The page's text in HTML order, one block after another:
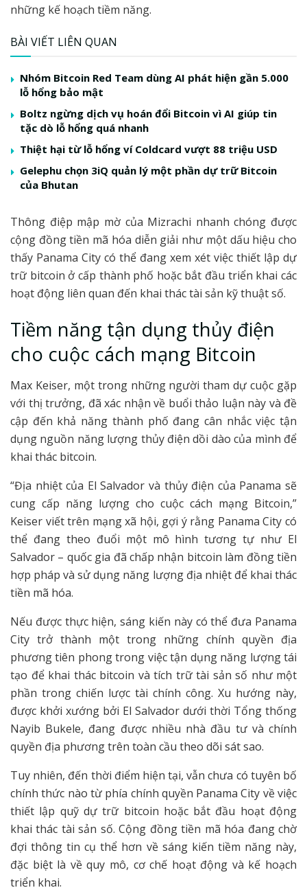
những kế hoạch tiềm năng.
BÀI VIẾT LIÊN QUAN
Nhóm Bitcoin Red Team dùng AI phát hiện gần 5.000
lỗ hổng bảo mật
Boltz ngừng dịch vụ hoán đổi Bitcoin vì AI giúp tin
tặc dò lỗ hổng quá nhanh
Thiệt hại từ lỗ hổng ví Coldcard vượt 88 triệu USD
Gelephu chọn 3iQ quản lý một phần dự trữ Bitcoin
của Bhutan
Thông điệp mập mờ của Mizrachi nhanh chóng được
cộng đồng tiền mã hóa diễn giải như một dấu hiệu cho
thấy Panama City có thể đang xem xét việc thiết lập dự
trữ bitcoin ở cấp thành phố hoặc bắt đầu triển khai các
hoạt động liên quan đến khai thác tài sản kỹ thuật số.
Tiềm năng tận dụng thủy điện
cho cuộc cách mạng Bitcoin
Max Keiser, một trong những người tham dự cuộc gặp
với thị trưởng, đã xác nhận về buổi thảo luận này và đề
cập đến khả năng thành phố đang cân nhắc việc tận
dụng nguồn năng lượng thủy điện dồi dào của mình để
khai thác bitcoin.
“Địa nhiệt của El Salvador và thủy điện của Panama sẽ
cung cấp năng lượng cho cuộc cách mạng Bitcoin,”
Keiser viết trên mạng xã hội, gợi ý rằng Panama City có
thể đang theo đuổi một mô hình tương tự như El
Salvador – quốc gia đã chấp nhận bitcoin làm đồng tiền
hợp pháp và sử dụng năng lượng địa nhiệt để khai thác
tiền mã hóa.
Nếu được thực hiện, sáng kiến này có thể đưa Panama
City trở thành một trong những chính quyền địa
phương tiên phong trong việc tận dụng năng lượng tái
tạo để khai thác bitcoin và tích trữ tài sản số như một
phần trong chiến lược tài chính công. Xu hướng này,
được khởi xướng bởi El Salvador dưới thời Tổng thống
Nayib Bukele, đang được nhiều nhà đầu tư và chính
quyền địa phương trên toàn cầu theo dõi sát sao.
Tuy nhiên, đến thời điểm hiện tại, vẫn chưa có tuyên bố
chính thức nào từ phía chính quyền Panama City về việc
thiết lập quỹ dự trữ bitcoin hoặc bắt đầu hoạt động
khai thác tài sản số. Cộng đồng tiền mã hóa đang chờ
đợi thông tin cụ thể hơn về sáng kiến tiềm năng này,
đặc biệt là về quy mô, cơ chế hoạt động và kế hoạch
triển khai.